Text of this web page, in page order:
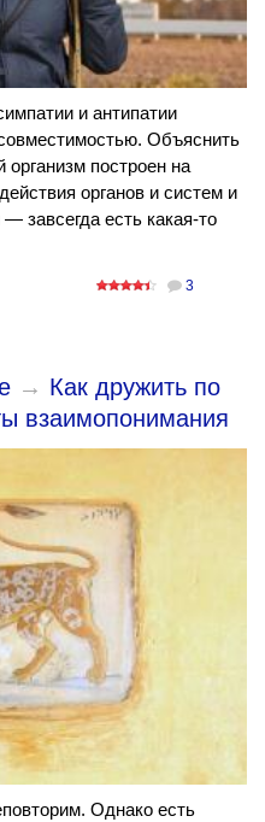
и антипатии
Объяснить
организм построен на
органов и систем и
завсегда есть какая-то
3
→ Как дружить по
взаимопонимания
Однако есть